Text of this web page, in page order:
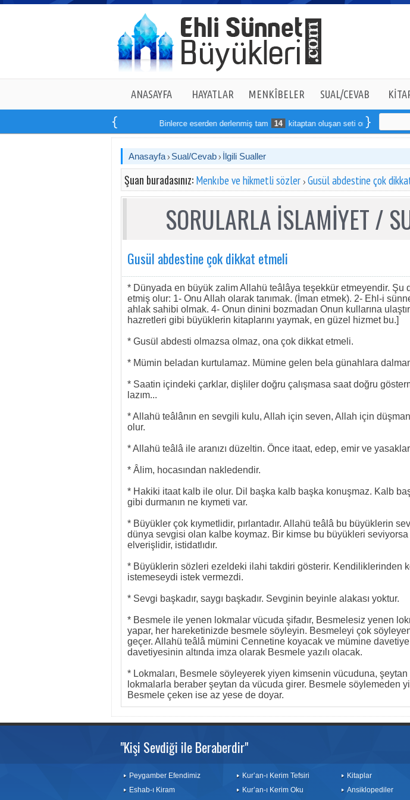
ANASAYFA HAYATLAR MENKÎBELER SUAL/CEVAB
Binlerce eserden derlenmiş tam 14 kitaptan oluşan seti online sipariş
Anasayfa Sual/Cevab İlgili Sualler
Şuan buradasınız: Menkıbe ve hikmetli sözler Gusül abdestine çok
SORULARLA İSLAMİYET /
Gusül abdestine çok dikkat etmeli
* Dünyada en büyük zalim Allahü teâlâya teşekkür etmeyendir. Şu
etmiş olur: 1- Onu Allah olarak tanımak. (İman etmek). 2- Ehl-i
ahlak sahibi olmak. 4- Onun dinini bozmadan Onun kullarına
hazretleri gibi büyüklerin kitaplarını yaymak, en güzel hizmet bu.]
* Gusül abdesti olmazsa olmaz, ona çok dikkat etmeli.
* Mümin beladan kurtulamaz. Mümine gelen bela günahlara
* Saatin içindeki çarklar, dişliler doğru çalışmasa saat doğru
lazım...
* Allahü teâlânın en sevgili kulu, Allah için seven, Allah için
olur.
* Allahü teâlâ ile aranızı düzeltin. Önce itaat, edep, emir ve
* Âlim, hocasından nakledendir.
* Hakiki itaat kalb ile olur. Dil başka kalb başka konuşmaz. Kalb
gibi durmanın ne kıymeti var.
* Büyükler çok kıymetlidir, pırlantadır. Allahü teâlâ bu büyüklerin
dünya sevgisi olan kalbe koymaz. Bir kimse bu büyükleri
elverişlidir, istidatlıdır.
* Büyüklerin sözleri ezeldeki ilahi takdiri gösterir. Kendiliklerinden
istemeseydi istek vermezdi.
* Sevgi başkadır, saygı başkadır. Sevginin beyinle alakası yoktur.
* Besmele ile yenen lokmalar vücuda şifadır, Besmelesiz yenen
yapar, her hareketinizde besmele söyleyin. Besmeleyi çok söyleyen
geçer. Allahü teâlâ mümini Cennetine koyacak ve mümine
davetiyesinin altında imza olarak Besmele yazılı olacak.
* Lokmaları, Besmele söyleyerek yiyen kimsenin vücuduna,
lokmalarla beraber şeytan da vücuda girer. Besmele söylemeden
Besmele çeken ise az yese de doyar.
"Kişi Sevdiği ile Beraberdir"
Peygamber Efendimiz
Eshab-ı Kiram
Kur’an-ı Kerim Tefsiri
Kur’an-ı Kerim Oku
Kitaplar
Ansiklopediler